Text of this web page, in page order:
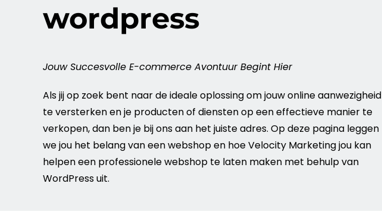
wordpress
Jouw Succesvolle E-commerceAvontuur Begint Hier
Als jij op zoek bent naar de ideale oplossing om jouw online aanwezigheid
te versterken en je producten of dienstenop een effectieve manier te
verkopen, dan ben je bij ons aan het juisteadres. Op deze pagina leggen
we jou het belang van eenwebshopen hoe Velocity Marketingjou kan
helpen een professionelewebshopte laten maken met behulp van
WordPressuit.